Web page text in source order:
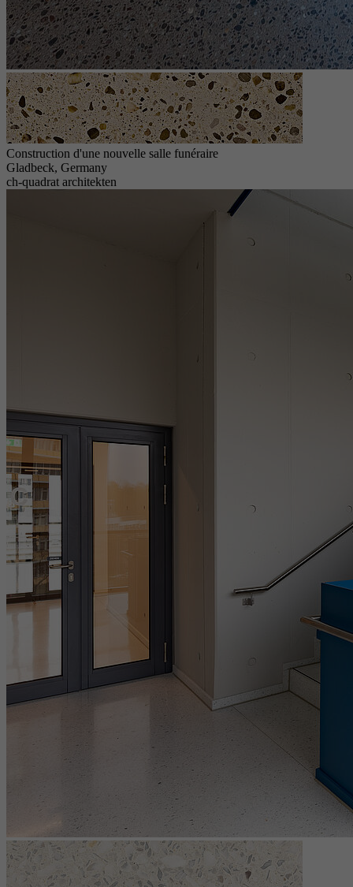
Construction d'une nouvelle salle funéraire
Gladbeck, Germany
ch-quadrat architekten